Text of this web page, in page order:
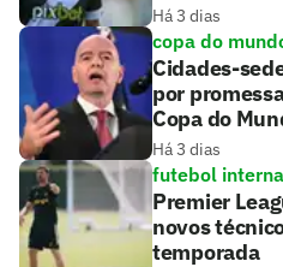
Há 3 dias
copa do
Cidades-
por
Copa do
Há 3 dias
futebol
Premier
novos
temporada